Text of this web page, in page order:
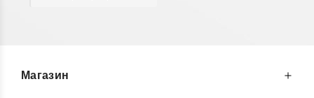
Магазин